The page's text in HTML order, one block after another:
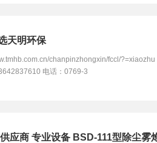
天明环保
chanpinzhongxin/fccl/
电话：0769-3
应商 专业设备 BSD-111型除尘雾